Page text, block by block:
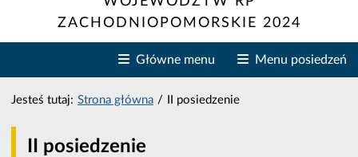
ZACHODNIOPOMORSKIE 2024
Główne menu Zwiń lub rozwiń główne
Menu posiedzeń
Jesteś tutaj: Strona główna / II posiedzenie
II posiedzenie